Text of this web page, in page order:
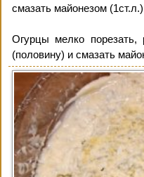
смазать майонезом
Огурцы мелко порезать,
(половину) и смазать